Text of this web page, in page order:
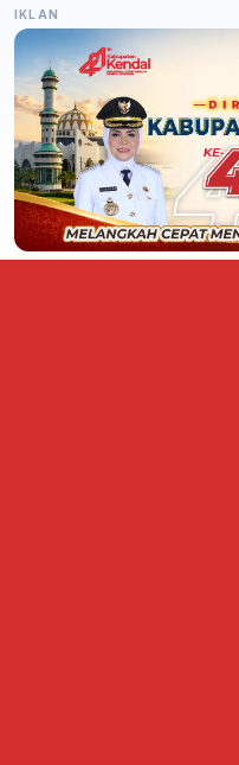
IKLAN